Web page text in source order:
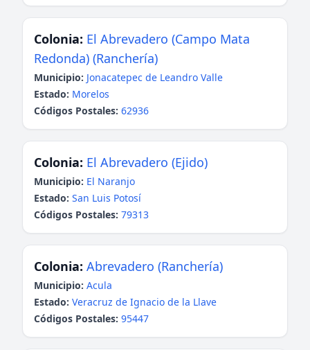
Colonia: El Abrevadero (Campo Mata
Redonda) (Ranchería)
Municipio: Jonacatepec de Leandro Valle
Estado: Morelos
Códigos Postales: 62936
Colonia: El Abrevadero (Ejido)
Municipio: El Naranjo
Estado: San Luis Potosí
Códigos Postales: 79313
Colonia: Abrevadero (Ranchería)
Municipio: Acula
Estado: Veracruz de Ignacio de la Llave
Códigos Postales: 95447